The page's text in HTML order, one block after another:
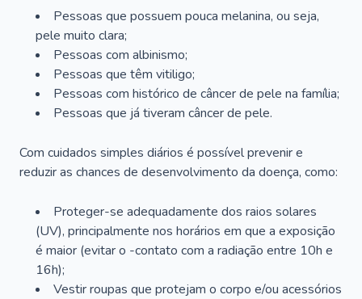
Pessoas que possuem pouca melanina, ou seja,
pele muito clara;
Pessoas com albinismo;
Pessoas que têm vitiligo;
Pessoas com histórico de câncer de pele na família;
Pessoas que já tiveram câncer de pele.
Com cuidados simples diários é possível prevenir e
reduzir as chances de desenvolvimento da doença, como:
Proteger-se adequadamente dos raios solares
(UV), principalmente nos horários em que a exposição
é maior (evitar o -contato com a radiação entre 10h e
16h);
Vestir roupas que protejam o corpo e/ou acessórios